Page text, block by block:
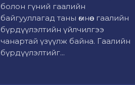
болон гүний гаалийн
байгууллагад таны өмнөөс гаалийн
бүрдүүлэлтийн үйлчилгээ
чанартай үзүүлж байна. Гаалийн
бүрдүүлэлтийг...